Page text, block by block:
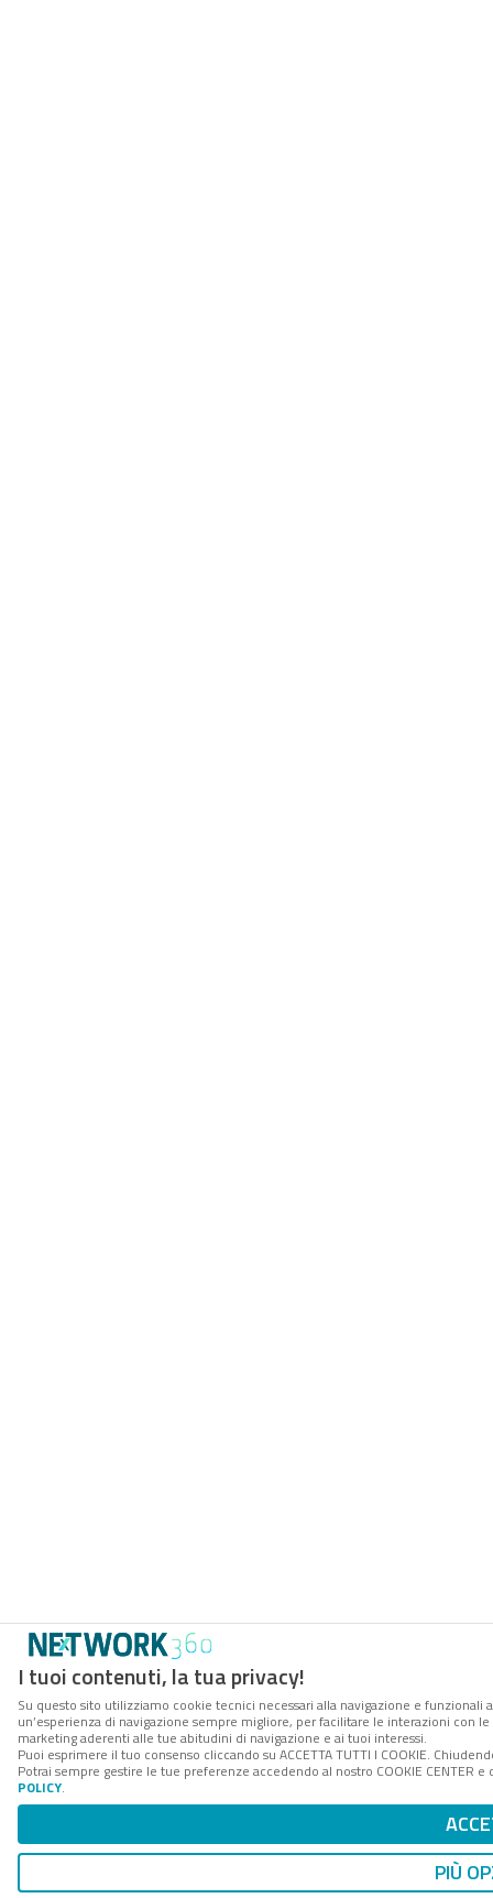
I tuoi contenuti, la tua privacy!
Su questo sito utilizziamo cookie tecnici necessari alla navigazione e
un’esperienza di navigazione sempre migliore, per facilitare le interazioni con
marketing aderenti alle tue abitudini di navigazione e ai tuoi interessi.
Puoi esprimere il tuo consenso cliccando su ACCETTA TUTTI I COOKIE.
Potrai sempre gestire le tue preferenze accedendo al nostro COOKIE
POLICY.
PIÙ